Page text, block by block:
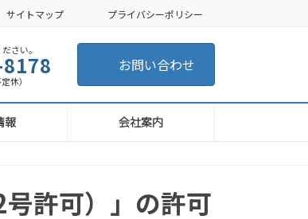
サイトマップ プライバシーポリシー
さい。
休）
お問い合わせ
報 会社案内
許可）」の許可